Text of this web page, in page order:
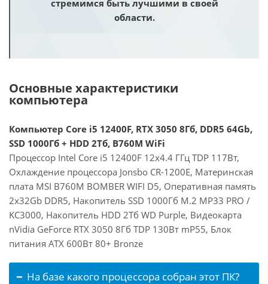
стремимся быть лучшими в своей
области.
Основные характеристики
компьютера
Компьютер Core i5 12400F, RTX 3050 8Гб, DDR5 64Gb,
SSD 1000Гб + HDD 2Тб, B760M WiFi
Процессор Intel Core i5 12400F 12x4.4 ГГц TDP 117Вт,
Охлаждение процессора Jonsbo CR-1200E, Материнская
плата MSI B760M BOMBER WIFI D5, Оперативная память
2x32Gb DDR5, Накопитель SSD 1000Гб M.2 MP33 PRO /
KC3000, Накопитель HDD 2Тб WD Purple, Видеокарта
nVidia GeForce RTX 3050 8Гб TDP 130Вт mP55, Блок
питания ATX 600Вт 80+ Bronze
На базе какого процессора собран этот ПК?